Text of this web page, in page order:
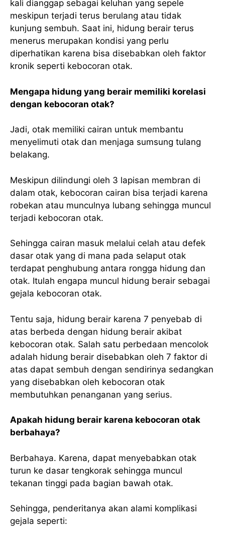
kali dianggap sebagai keluhan yang sepele
meskipun terjadi terus berulang atau tidak
kunjung sembuh. Saat ini, hidung berair terus
menerus merupakan kondisi yang perlu
diperhatikan karena bisa disebabkan oleh faktor
kronik seperti kebocoran otak.
Mengapa hidung yang berair memiliki korelasi
dengan kebocoran otak?
Jadi, otak memiliki cairan untuk membantu
menyelimuti otak dan menjaga sumsung tulang
belakang.
Meskipun dilindungi oleh 3 lapisan membran di
dalam otak, kebocoran cairan bisa terjadi karena
robekan atau munculnya lubang sehingga muncul
terjadi kebocoran otak.
Sehingga cairan masuk melalui celah atau defek
dasar otak yang di mana pada selaput otak
terdapat penghubung antara rongga hidung dan
otak. Itulah engapa muncul hidung berair sebagai
gejala kebocoran otak.
Tentu saja, hidung berair karena 7 penyebab di
atas berbeda dengan hidung berair akibat
kebocoran otak. Salah satu perbedaan mencolok
adalah hidung berair disebabkan oleh 7 faktor di
atas dapat sembuh dengan sendirinya sedangkan
yang disebabkan oleh kebocoran otak
membutuhkan penanganan yang serius.
Apakah hidung berair karena kebocoran otak
berbahaya?
Berbahaya. Karena, dapat menyebabkan otak
turun ke dasar tengkorak sehingga muncul
tekanan tinggi pada bagian bawah otak.
Sehingga, penderitanya akan alami komplikasi
gejala seperti: